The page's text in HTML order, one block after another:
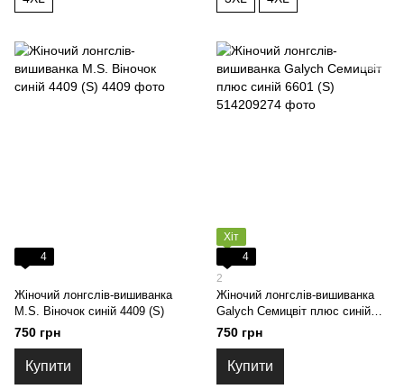
4
Жіночий лонгслів-вишиванка
M.S. Віночок синій 4409 (S)
750 грн
Купити
Хіт
4
2
Жіночий лонгслів-вишиванка
Galych Семицвіт плюс синій
6601 (S)
750 грн
Купити